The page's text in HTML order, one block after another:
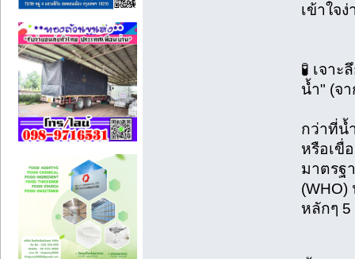
เข้าใจ
🧪 เจา
น้ำ" (จ
กว่าที่น้
หรือเขื่
มาตรฐ
หลักๆ